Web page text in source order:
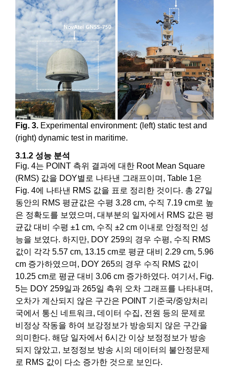
Fig. 3. Experimental environment: (left) static test and
(right) dynamic test in maritime.
3.1.2 성능 분석
Fig. 4는 POINT 측위 결과에 대한 Root Mean Square
(RMS) 값을 DOY별로 나타낸 그래프이며, Table 1은
Fig. 4에 나타낸 RMS 값을 표로 정리한 것이다. 총 27일
동안의 RMS 평균값은 수평 3.28 cm, 수직 7.19 cm로 높
은 정확도를 보였으며, 대부분의 일자에서 RMS 값은 평
균값 대비 수평 ±1 cm, 수직 ±2 cm 이내로 안정적인 성
능을 보였다. 하지만, DOY 259의 경우 수평, 수직 RMS
값이 각각 5.57 cm, 13.15 cm로 평균 대비 2.29 cm, 5.96
cm 증가하였으며, DOY 265의 경우 수직 RMS 값이
10.25 cm로 평균 대비 3.06 cm 증가하였다. 여기서, Fig.
5는 DOY 259일과 265일 측위 오차 그래프를 나타내며,
오차가 계산되지 않은 구간은 POINT 기준국/중앙처리
국에서 통신 네트워크, 데이터 수집, 전원 등의 문제로
비정상 작동을 하여 보강정보가 방송되지 않은 구간을
의미한다. 해당 일자에서 6시간 이상 보정정보가 방송
되지 않았고, 보정정보 방송 시의 데이터의 불안정문제
로 RMS 값이 다소 증가한 것으로 보인다.